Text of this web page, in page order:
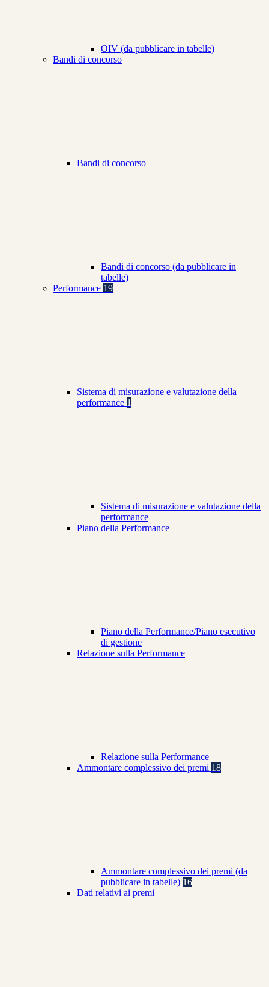
OIV (da pubblicare in tabelle)
Bandi di concorso
Bandi di concorso
Bandi di concorso (da pubblicare in
tabelle)
Performance 19
Sistema di misurazione e valutazione della
performance 1
Sistema di misurazione e valutazione della
performance
Piano della Performance
Piano della Performance/Piano esecutivo
di gestione
Relazione sulla Performance
Relazione sulla Performance
Ammontare complessivo dei premi 18
Ammontare complessivo dei premi (da
pubblicare in tabelle) 16
Dati relativi ai premi